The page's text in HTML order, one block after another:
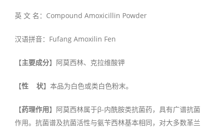
英 文 名：Compound Amoxicillin Powder
汉语拼音：Fufang Amoxilin Fen
【主要成分】阿莫西林、克拉维酸钾
【性 状】本品为白色或类白色粉末。
【药理作用】阿莫西林属于β-内酰胺类抗菌药，具有广谱抗菌
作用。抗菌谱及抗菌活性与氨苄西林基本相同，对大多数革兰